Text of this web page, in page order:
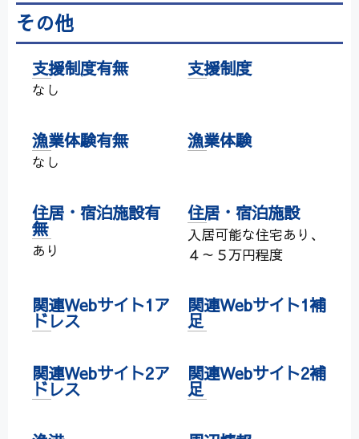
その他
支援制度有無
なし
支援制度
漁業体験有無
なし
漁業体験
住居・宿泊施設有
無
あり
住居・宿泊施設
入居可能な住宅あり、
４～５万円程度
関連Webサイト1ア
ドレス
関連Webサイト1補
足
関連Webサイト2ア
ドレス
関連Webサイト2補
足